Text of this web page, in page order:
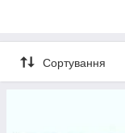
Сортування